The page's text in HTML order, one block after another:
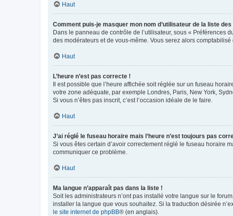
Haut
Comment puis-je masquer mon nom d’utilisateur de la liste
Dans le panneau de contrôle de l’utilisateur, sous « Préférences
des modérateurs et de vous-même. Vous serez alors
Haut
L’heure n’est pas correcte !
Il est possible que l’heure affichée soit réglée sur un fuseau
votre zone adéquate, par exemple Londres, Paris, New York,
Si vous n’êtes pas inscrit, c’est l’occasion idéale de le faire.
Haut
J’ai réglé le fuseau horaire mais l’heure n’est toujours pas
Si vous êtes certain d’avoir correctement réglé le fuseau horaire
communiquer ce problème.
Haut
Ma langue n’apparaît pas dans la liste !
Soit les administrateurs n’ont pas installé votre langue sur le
installer la langue que vous souhaitez. Si la traduction désirée
le site internet de phpBB® (en anglais).